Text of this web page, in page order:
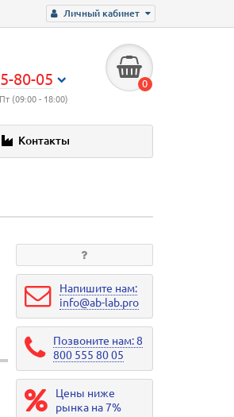
Личный кабинет
80-05
(09:00 - 18:00)
0
Контакты
Напишите нам:
info@ab-lab.pro
Позвоните нам: 8
800 555 80 05
Цены ниже
рынка на 7%